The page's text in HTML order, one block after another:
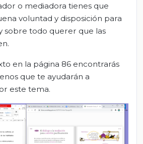
o mediadora tienes que
voluntad y disposición para
sobre todo querer que las
en la página 86 encontrarás
que te ayudarán a
este tema.